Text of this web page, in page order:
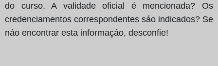
do curso. A validade oficial é mencionada? Os
credenciamentos correspondentes sáo indicados? Se
náo encontrar esta informaçáo, desconfie!